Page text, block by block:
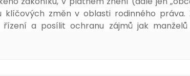
klíčových změn v oblasti rodinného
řízení a posílit ochranu zájmů jak